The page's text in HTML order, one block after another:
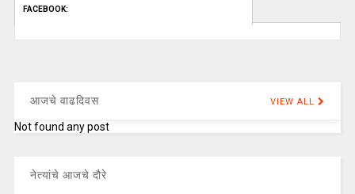
FACEBOOK:
आजचे वाढदिवस VIEW ALL
Not found any post
नेत्यांचे आजचे दौरे